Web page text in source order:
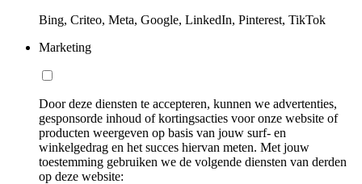
Bing, Criteo, Meta, Google, LinkedIn, Pinterest, TikTok
Marketing
Door deze diensten te accepteren, kunnen we advertenties,
gesponsorde inhoud of kortingsacties voor onze website of
producten weergeven op basis van jouw surf- en
winkelgedrag en het succes hiervan meten. Met jouw
toestemming gebruiken we de volgende diensten van derden
op deze website: